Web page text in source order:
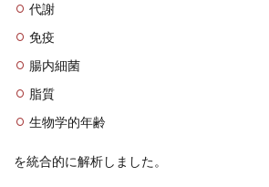
代謝
免疫
腸内細菌
脂質
生物学的年齢
を統合的に解析しました。